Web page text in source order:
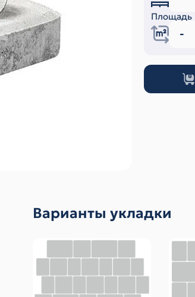
Площадь
Варианты укладки